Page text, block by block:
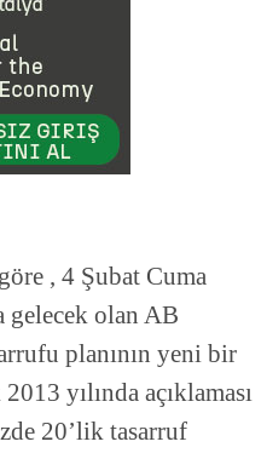
, 4 Şubat Cuma
gelecek olan AB
planının yeni bir
yılında açıklaması
20’lik tasarruf